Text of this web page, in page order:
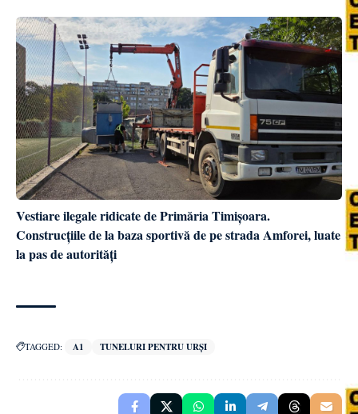
Vestiare ilegale ridicate de Primăria Timișoara.
Construcțiile de la baza sportivă de pe strada Amforei, luate
la pas de autorități
TAGGED: A1 TUNELURI PENTRU URȘI